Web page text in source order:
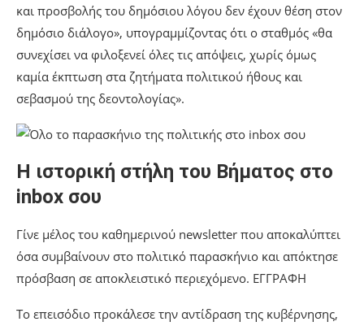
και προσβολής του δημόσιου λόγου δεν έχουν θέση στον
δημόσιο διάλογο», υπογραμμίζοντας ότι ο σταθμός «θα
συνεχίσει να φιλοξενεί όλες τις απόψεις, χωρίς όμως
καμία έκπτωση στα ζητήματα πολιτικού ήθους και
σεβασμού της δεοντολογίας».
Η ιστορική στήλη του Βήματος στο
inbox σου
Γίνε μέλος του καθημερινού newsletter που αποκαλύπτει
όσα συμβαίνουν στο πολιτικό παρασκήνιο και απόκτησε
πρόσβαση σε αποκλειστικό περιεχόμενο. ΕΓΓΡΑΦΗ
Το επεισόδιο προκάλεσε την αντίδραση της κυβέρνησης,